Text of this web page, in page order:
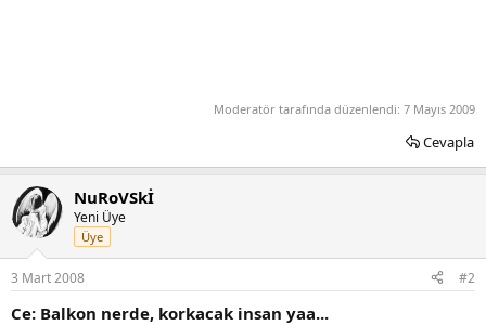
Moderatör tarafında düzenlendi: 7 Mayıs 2009
Cevapla
NuRoVSkİ
Yeni Üye
Üye
3 Mart 2008 #2
Ce: Balkon nerde, korkacak insan yaa...